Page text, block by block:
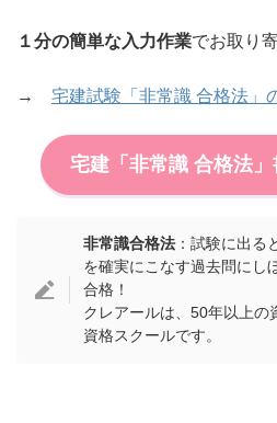
１分の簡単な入力作業でお取り
→ 宅建試験「非常識 合格法」
宅建「非常識 合格法」
非常識合格法 ：試験に出る
を確実にこなす過去問にし
合格！
クレアールは、50年以上の
資格スクールです。